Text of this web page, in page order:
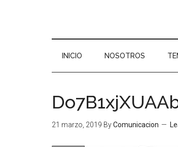
INICIO NOSOTROS
21 marzo, 2019 ByComunicacion